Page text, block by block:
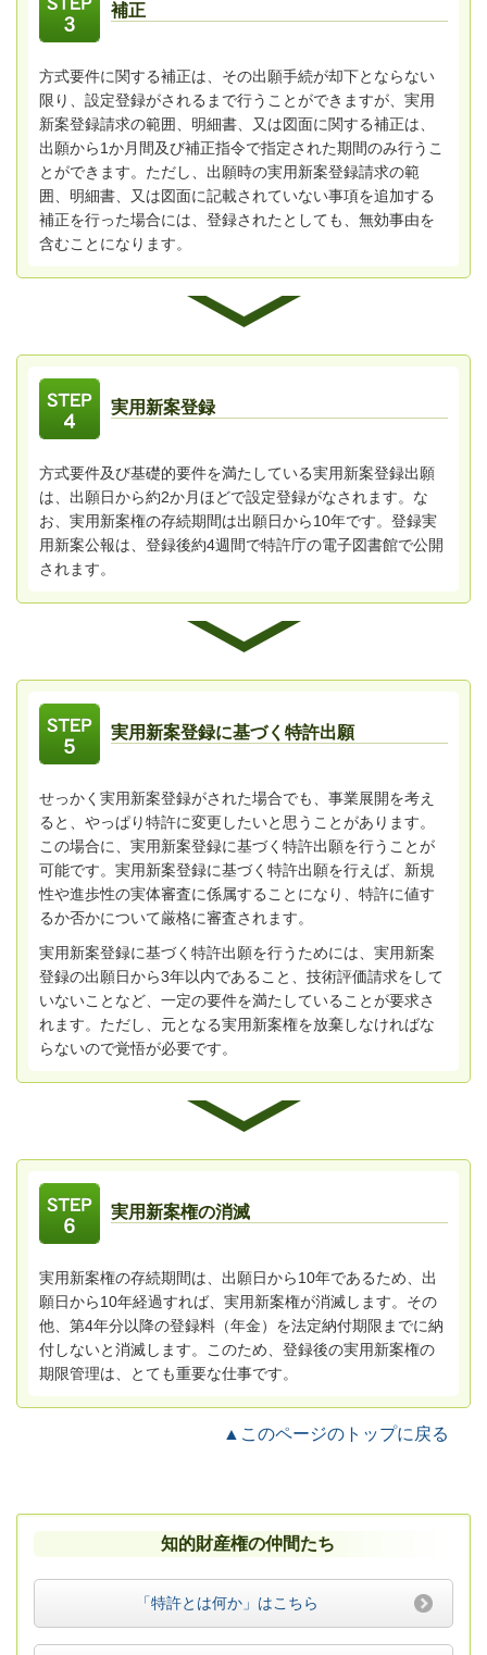
補正
方式要件に関する補正は、その出願手続が却下とならない
限り、設定登録がされるまで行うことができますが、実用
新案登録請求の範囲、明細書、又は図面に関する補正は、
出願から1か月間及び補正指令で指定された期間のみ行うこ
とができます。ただし、出願時の実用新案登録請求の範
囲、明細書、又は図面に記載されていない事項を追加する
補正を行った場合には、登録されたとしても、無効事由を
含むことになります。
実用新案登録
方式要件及び基礎的要件を満たしている実用新案登録出願
は、出願日から約2か月ほどで設定登録がなされます。な
お、実用新案権の存続期間は出願日から10年です。登録実
用新案公報は、登録後約4週間で特許庁の電子図書館で公開
されます。
実用新案登録に基づく特許出願
せっかく実用新案登録がされた場合でも、事業展開を考え
ると、やっぱり特許に変更したいと思うことがあります。
この場合に、実用新案登録に基づく特許出願を行うことが
可能です。実用新案登録に基づく特許出願を行えば、新規
性や進歩性の実体審査に係属することになり、特許に値す
るか否かについて厳格に審査されます。
実用新案登録に基づく特許出願を行うためには、実用新案
登録の出願日から3年以内であること、技術評価請求をして
いないことなど、一定の要件を満たしていることが要求さ
れます。ただし、元となる実用新案権を放棄しなければな
らないので覚悟が必要です。
実用新案権の消滅
実用新案権の存続期間は、出願日から10年であるため、出
願日から10年経過すれば、実用新案権が消滅します。その
他、第4年分以降の登録料（年金）を法定納付期限までに納
付しないと消滅します。このため、登録後の実用新案権の
期限管理は、とても重要な仕事です。
▲このページのトップに戻る
知的財産権の仲間たち
「特許とは何か」はこちら